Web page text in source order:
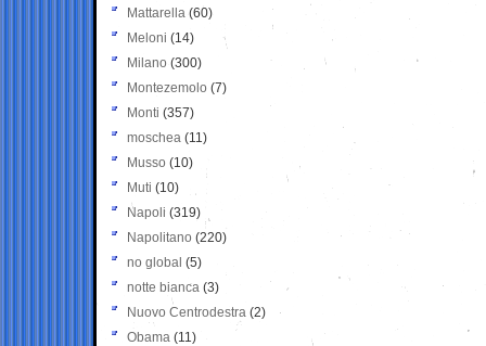
Mattarella (60)
Meloni (14)
Milano (300)
Montezemolo (7)
Monti (357)
moschea (11)
Musso (10)
Muti (10)
Napoli (319)
Napolitano (220)
no global (5)
notte bianca (3)
Nuovo Centrodestra (2)
Obama (11)